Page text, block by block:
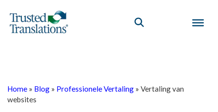
Home » Blog » Professionele Vertaling » Vertaling van
websites